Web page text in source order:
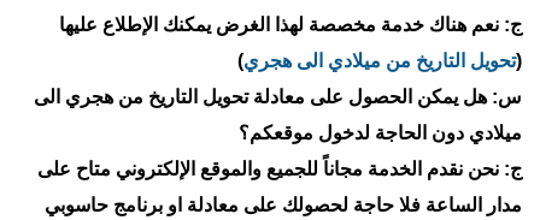
ج: نعم هناك خدمة مخصصة لهذا الغرض يمكنك الإطلاع عليها
(تحويل التاريخ من ميلادي الى هجري)
س: هل يمكن الحصول على معادلة تحويل التاريخ من هجري الى
ميلادي دون الحاجة لدخول موقعكم؟
ج: نحن نقدم الخدمة مجاناً للجميع والموقع الإلكتروني متاح على
مدار الساعة فلا حاجة لحصولك على معادلة او برنامج حاسوبي